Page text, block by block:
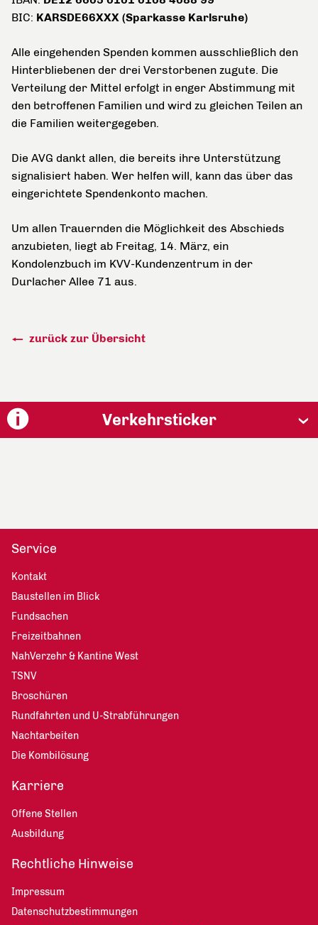
BIC: KARSDE66XXX (Sparkasse Karlsruhe)
Alle eingehenden Spenden kommen ausschließlich den
Hinterbliebenen der drei Verstorbenen zugute. Die
Verteilung der Mittel erfolgt in enger Abstimmung mit
den betroffenen Familien und wird zu gleichen Teilen an
die Familien weitergegeben.
Die AVG dankt allen, die bereits ihre Unterstützung
signalisiert haben. Wer helfen will, kann das über das
eingerichtete Spendenkonto machen.
Um allen Trauernden die Möglichkeit des Abschieds
anzubieten, liegt ab Freitag, 14. März, ein
Kondolenzbuch im KVV-Kundenzentrum in der
Durlacher Allee 71 aus.
zurück zur Übersicht
Verkehrsticker
Service
Kontakt
Baustellen im Blick
Fundsachen
Freizeitbahnen
NahVerzehr & Kantine West
TSNV
Broschüren
Rundfahrten und U-Strabführungen
Nachtarbeiten
Die Kombilösung
Karriere
Offene Stellen
Ausbildung
Rechtliche Hinweise
Impressum
Datenschutzbestimmungen